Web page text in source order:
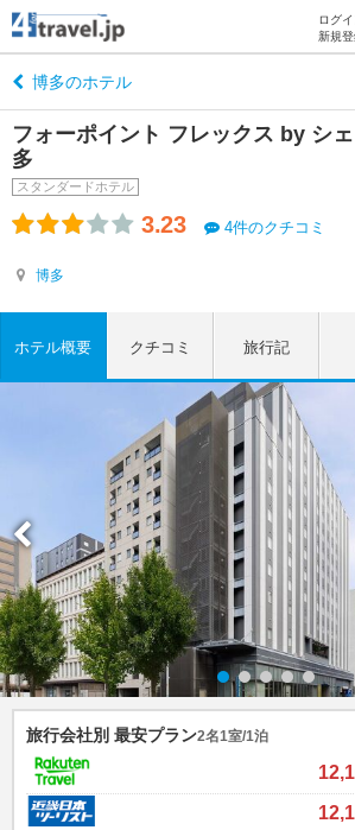
ログ
新規
博多のホテル
フォーポイント フレックス by シ
多
スタンダードホテル
3.23 4件のクチコミ
博多
ホテル概要 クチコミ 旅行記
旅行会社別 最安プラン2名1室/1泊